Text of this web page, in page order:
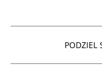
PODZIEL